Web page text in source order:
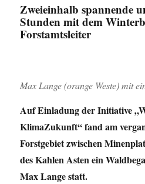
Zweieinhalb spannende
Stunden mit dem
Forstamtsleiter
Max Lange (orange Weste) mit
Auf Einladung der Initiative
KlimaZukunft“ fand am
Forstgebiet zwischen
des Kahlen Asten ein
Max Lange statt.